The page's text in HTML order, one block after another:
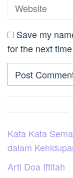
Save my
for the next
Kata Kata
dalam
Arti Doa Iftitah